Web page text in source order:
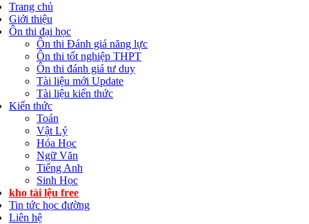
Trang chủ
Giới thiệu
Ôn thi đại học
Ôn thi Đánh giá năng lực
Ôn thi tốt nghiệp THPT
Ôn thi đánh giá tư duy
Tài liệu mới Update
Tài liệu kiến thức
Kiến thức
Toán
Vật Lý
Hóa Học
Ngữ Văn
Tiếng Anh
Sinh Học
kho tài lệu free
Tin tức học đường
Liên hệ